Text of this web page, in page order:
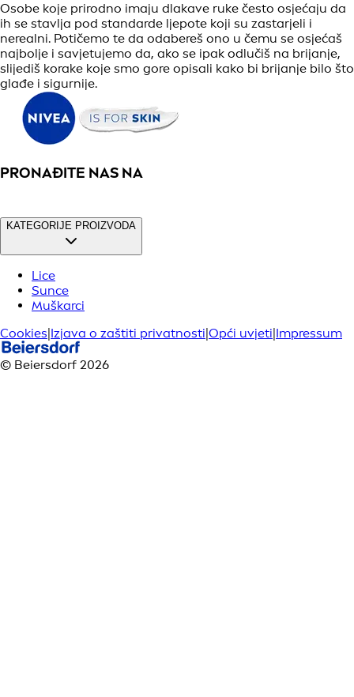
Osobe koje prirodno imaju dlakave ruke često osjećaju da
ih se stavlja pod standarde ljepote koji su zastarjeli i
nerealni. Potičemo te da odabereš ono u čemu se osjećaš
najbolje i savjetujemo da, ako se ipak odlučiš na brijanje,
slijediš korake koje smo gore opisali kako bi brijanje bilo što
glađe i sigurnije.
PRONAĐITE NAS NA
KATEGORIJE PROIZVODA
Lice
Sunce
Muškarci
Cookies|Izjava o zaštiti privatnosti|Opći uvjeti|Impressum
© Beiersdorf 2026